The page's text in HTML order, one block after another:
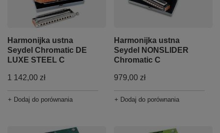
Harmonijka ustna
Seydel Chromatic DE
LUXE STEEL C
1 142,00 zł
+ Dodaj do porównania
Harmonijka ustna
Seydel NONSLIDER
Chromatic C
979,00 zł
+ Dodaj do porównania